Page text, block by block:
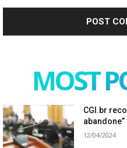
MOST
CGI.br
12/04/2024